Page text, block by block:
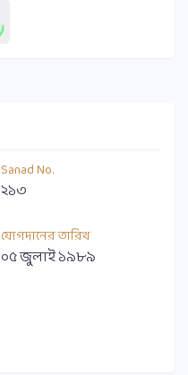
Sanad No.
২১৩
যোগদানের তারিখ
০৫ জুলাই ১৯৮৯